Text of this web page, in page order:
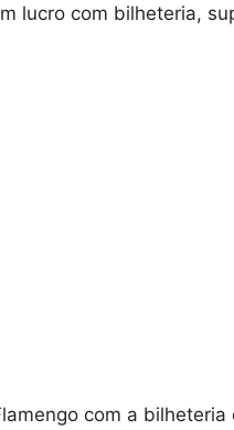
lucro com bilheteria,
com a